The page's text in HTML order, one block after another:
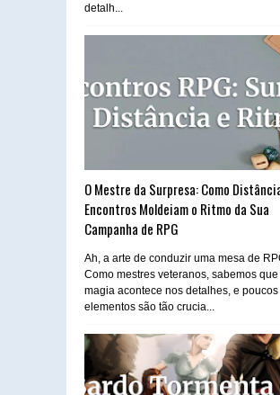
detalh...
O Mestre da Surpresa: Como
Encontros Moldeiam o Ritmo da Sua
Campanha de RPG
Ah, a arte de conduzir uma mesa de
Como mestres veteranos, sabemos que
magia acontece nos detalhes, e poucos
elementos são tão crucia...